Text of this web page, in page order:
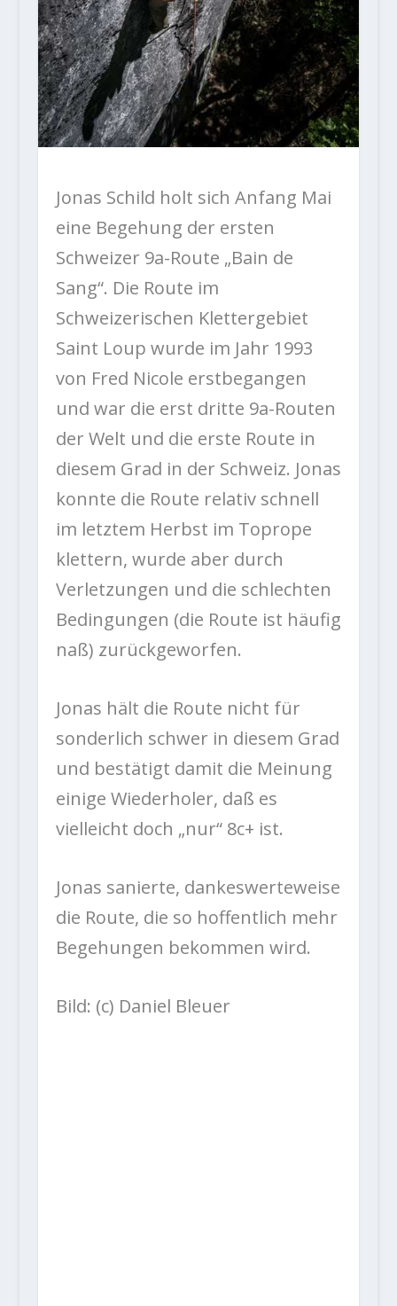
Jonas Schild holt sich Anfang Mai
eine Begehung der ersten
Schweizer 9a-Route „Bain de
Sang“. Die Route im
Schweizerischen Klettergebiet
Saint Loup wurde im Jahr 1993
von Fred Nicole erstbegangen
und war die erst dritte 9a-Routen
der Welt und die erste Route in
diesem Grad in der Schweiz. Jonas
konnte die Route relativ schnell
im letztem Herbst im Toprope
klettern, wurde aber durch
Verletzungen und die schlechten
Bedingungen (die Route ist häufig
naß) zurückgeworfen.
Jonas hält die Route nicht für
sonderlich schwer in diesem Grad
und bestätigt damit die Meinung
einige Wiederholer, daß es
vielleicht doch „nur“ 8c+ ist.
Jonas sanierte, dankeswerteweise
die Route, die so hoffentlich mehr
Begehungen bekommen wird.
Bild: (c) Daniel Bleuer